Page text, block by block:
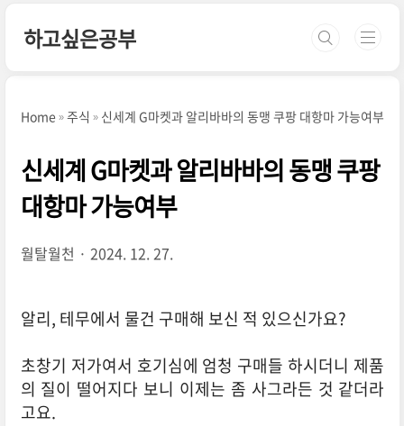
하고싶은공부
Home 주식 신세계 G마켓과 알리바바의 동맹 쿠팡 대항마 가능여부
신세계 G마켓과 알리바바의 동맹 쿠팡
대항마 가능여부
월탈월천 2024. 12. 27.
알리, 테무에서 물건 구매해 보신 적 있으신가요?
초창기 저가여서 호기심에 엄청 구매들 하시더니 제품
의 질이 떨어지다 보니 이제는 좀 사그라든 것 같더라
고요.